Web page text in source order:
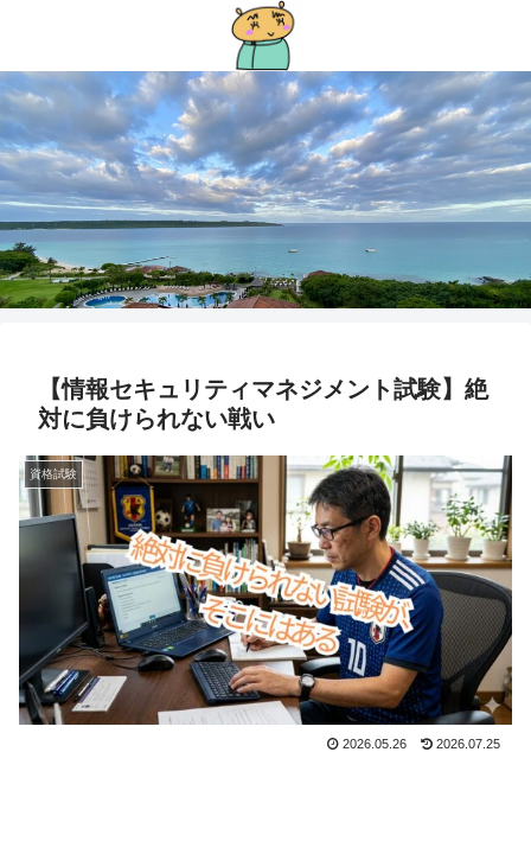
【情報セキュリティマネジメント試験】絶
対に負けられない戦い
資格試験
2026.05.26 2026.07.25